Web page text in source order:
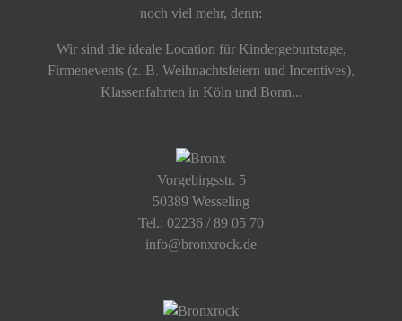
noch viel mehr, denn:
Wir sind die ideale Location für Kindergeburtstage,
Firmenevents (z. B. Weihnachtsfeiern und Incentives),
Klassenfahrten in Köln und Bonn...
Vorgebirgsstr. 5
50389 Wesseling
Tel.: 02236 / 89 05 70
info@bronxrock.de